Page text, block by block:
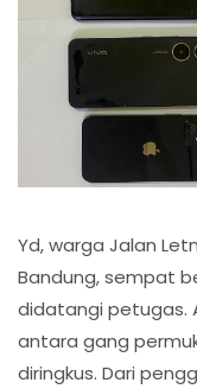
Yd, warga Jalan
Bandung, sempat
didatangi petugas.
antara gang
diringkus. Dari